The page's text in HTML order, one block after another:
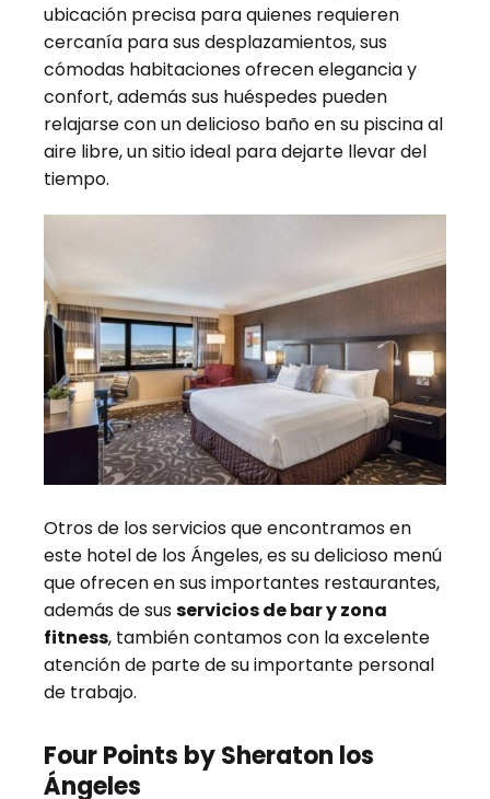
ubicación precisa para quienes requieren
cercanía para sus desplazamientos, sus
cómodas habitaciones ofrecen elegancia y
confort, además sus huéspedes pueden
relajarse con un delicioso baño en su piscina al
aire libre, un sitio ideal para dejarte llevar del
tiempo.
Otros de los servicios que encontramos en
este hotel de los Ángeles, es su delicioso menú
que ofrecen en sus importantes restaurantes,
además de susservicios de bar y zona
fitness, también contamos con la excelente
atención de parte de su importante personal
de trabajo.
Four Points by Sheraton los
Ángeles